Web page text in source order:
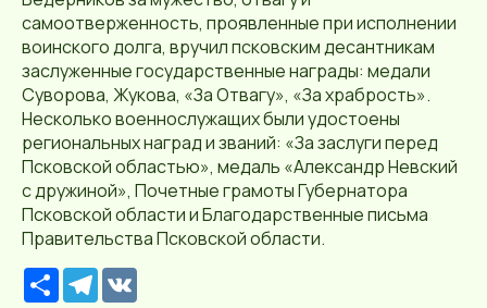
самоотверженность, проявленные при исполнении
воинского долга, вручил псковским десантникам
заслуженные государственные награды: медали
Суворова, Жукова, «За Отвагу», «За храбрость».
Несколько военнослужащих были удостоены
региональных наград и званий: «За заслуги перед
Псковской областью», медаль «Александр Невский
с дружиной», Почетные грамоты Губернатора
Псковской области и Благодарственные письма
Правительства Псковской области.
Р
е
T
e